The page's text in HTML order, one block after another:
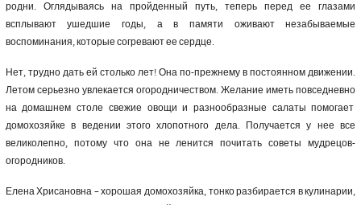
родни. Оглядываясь на пройденный путь, теперь перед ее глазами
всплывают ушедшие годы, а в памяти оживают незабываемые
воспоминания, которые согревают ее сердце.
Нет, трудно дать ей столько лет! Она по-прежнему в постоянном движении.
Летом серьезно увлекается огородничеством. Желание иметь повседневно
на домашнем столе свежие овощи и разнообразные салаты помогает
домохозяйке в ведении этого хлопотного дела. Получается у нее все
великолепно, потому что она не ленится почитать советы мудрецов-
огородников.
Елена Хрисановна – хорошая домохозяйка, тонко разбирается в кулинарии,